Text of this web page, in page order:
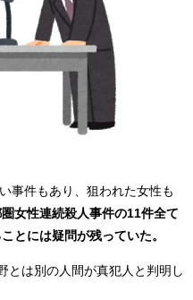
事件もあり、狙われた女性も
女性連続殺人事件の11件全て
とには疑問が残っていた。
とは別の人間が真犯人と判明し